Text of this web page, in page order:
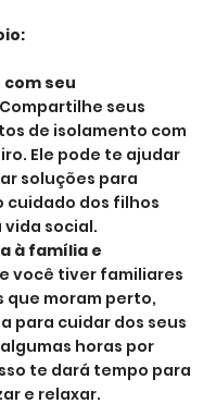
seu
Compartilhe seus
de isolamento com
Ele pode te ajudar
soluções para
cuidado dos filhos
vida social.
à família e
você tiver familiares
que moram perto,
para cuidar dos seus
horas por
te dará tempo para
e relaxar.